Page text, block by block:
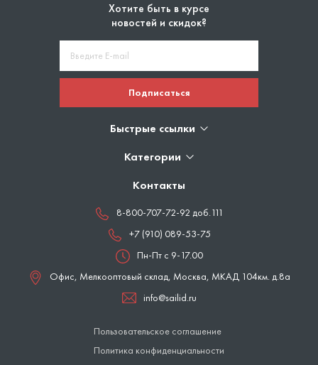
Хотите быть в курсе
новостей и скидок?
Подписаться
Быстрые ссылки
Категории
Контакты
8-800-707-72-92 доб.111
+7 (910) 089-53-75
Пн-Пт с 9-17.00
Офис, Мелкооптовый склад, Москва, МКАД 104км. д.8а
info@sailid.ru
Пользовательское соглашение
Политика конфиденциальности